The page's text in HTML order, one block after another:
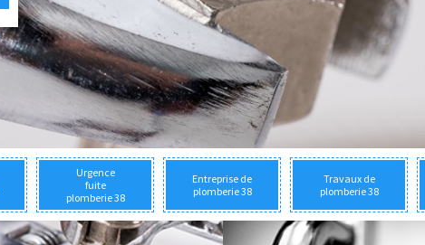
Urgence
fuite
plomberie 38
Entreprise de
plomberie 38
Travaux de
plomberie 38